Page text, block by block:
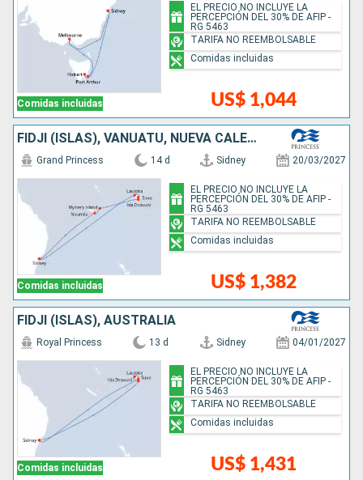
Comidas incluidas US$ 1,044
EL PRECIO NO INCLUYE LA
PERCEPCIÓN DEL 30% DE AFIP -
RG 5463
TARIFA NO REEMBOLSABLE
Comidas incluidas
FIDJI (ISLAS), VANUATU, NUEVA CALEDONIA, AUSTRALIA
Comidas incluidas
Grand Princess 14 d Sidney 20/03/2027
US$ 1,382
EL PRECIO NO INCLUYE LA
PERCEPCIÓN DEL 30% DE AFIP -
RG 5463
TARIFA NO REEMBOLSABLE
Comidas incluidas
FIDJI (ISLAS), AUSTRALIA
Comidas incluidas
Royal Princess 13 d Sidney 04/01/2027
US$ 1,431
EL PRECIO NO INCLUYE LA
PERCEPCIÓN DEL 30% DE AFIP -
RG 5463
TARIFA NO REEMBOLSABLE
Comidas incluidas